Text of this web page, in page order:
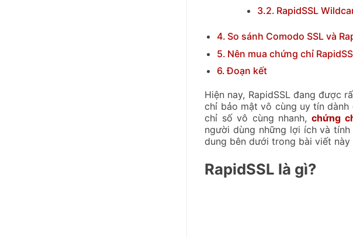
RapidSSL
So sánh Comodo SSL và
Nên mua chứng chỉ
Đoạn kết
Hiện nay, RapidSSL đang được
chỉ bảo mật vô cùng uy tín dành
chỉ số vô cùng nhanh,chứng
người dùng những lợi ích và
dung bên dưới trong bài viết này
RapidSSL là gì?